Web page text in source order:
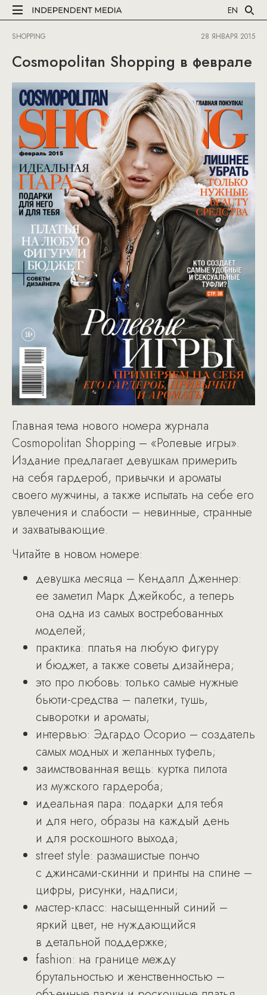
EN
SHOPPING 28 ЯНВАРЯ 2015
Cosmopolitan Shopping в феврале
Главная тема нового номера журнала
Cosmopolitan Shopping – «Ролевые игры».
Издание предлагает девушкам примерить
на себя гардероб, привычки и ароматы
своего мужчины, а также испытать на себе его
увлечения и слабости – невинные, странные
и захватывающие.
Читайте в новом номере:
девушка месяца – Кендалл Дженнер:
ее заметил Марк Джейкобс, а теперь
она одна из самых востребованных
моделей;
практика: платья на любую фигуру
и бюджет, а также советы дизайнера;
это про любовь: только самые нужные
бьюти-средства – палетки, тушь,
сыворотки и ароматы;
интервью: Эдгардо Осорио – создатель
самых модных и желанных туфель;
заимствованная вещь: куртка пилота
из мужского гардероба;
идеальная пара: подарки для тебя
и для него, образы на каждый день
и для роскошного выхода;
street style: размашистые пончо
с джинсами-скинни и принты на спине –
цифры, рисунки, надписи;
мастер-класс: насыщенный синий –
яркий цвет, не нуждающийся
в детальной поддержке;
fashion: на границе между
брутальностью и женственностью –